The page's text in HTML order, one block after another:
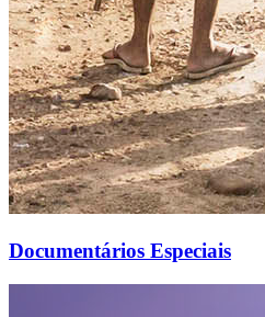
Documentários Especiais